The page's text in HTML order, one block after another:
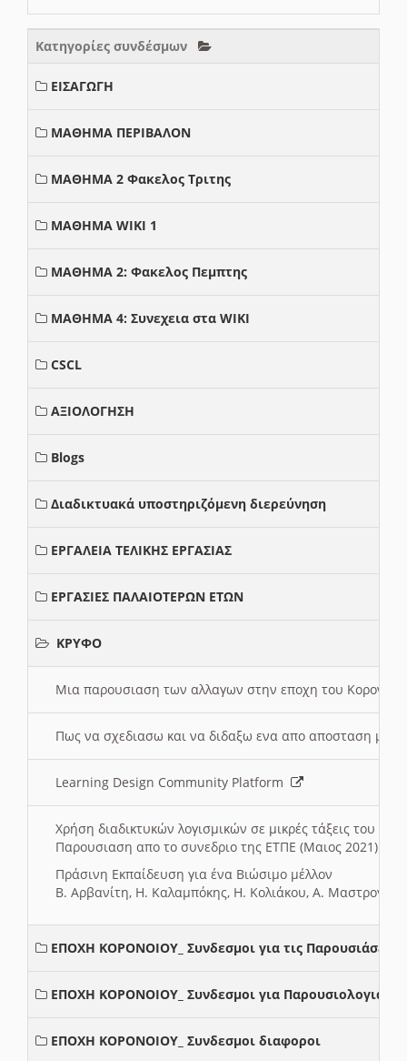
Κατηγορίες συνδέσμων
ΕΙΣΑΓΩΓΗ
ΜΑΘΗΜΑ ΠΕΡΙΒΑΛΟΝ
ΜΑΘΗΜΑ 2 Φακελος Τριτης
ΜΑΘΗΜΑ WIKI 1
ΜΑΘΗΜΑ 2: Φακελος Πεμπτης
ΜΑΘΗΜΑ 4: Συνεχεια στα WIKI
CSCL
ΑΞΙΟΛΟΓΗΣΗ
Blogs
Διαδικτυακά υποστηριζόμενη διερεύνηση
ΕΡΓΑΛΕΙΑ ΤΕΛΙΚΗΣ ΕΡΓΑΣΙΑΣ
ΕΡΓΑΣΙΕΣ ΠΑΛΑΙΟΤΕΡΩΝ ΕΤΩΝ
ΚΡΥΦΟ
Μια παρουσιαση των αλλαγων στην εποχη του
Πως να σχεδιασω και να διδαξω ενα απο αποσταση
Learning Design Community Platform
Χρήση διαδικτυκών λογισμικών σε μικρές τάξεις του
Παρουσιαση απο το συνεδριο της ΕΤΠΕ (Μαιος 2021)
Πράσινη Εκπαίδευση για ένα Βιώσιμο μέλλον
Β. Αρβανίτη, Η. Καλαμπόκης, Η. Κολιάκου, Α.
ΕΠΟΧΗ ΚΟΡΟΝΟΙΟΥ_ Συνδεσμοι για τις Παρουσιάσεις
ΕΠΟΧΗ ΚΟΡΟΝΟΙΟΥ_ Συνδεσμοι για Παρουσιολογια
ΕΠΟΧΗ ΚΟΡΟΝΟΙΟΥ_ Συνδεσμοι διαφοροι